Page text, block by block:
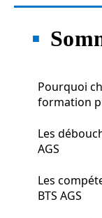
Pourquoi
formation
Les
AGS
Les
BTS AGS